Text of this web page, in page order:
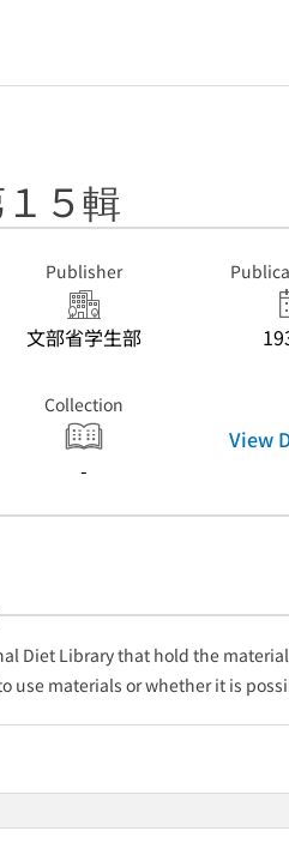
５輯
Publisher
文部省学生部
Collection
-
View
Diet Library that hold the
use materials or whether it is